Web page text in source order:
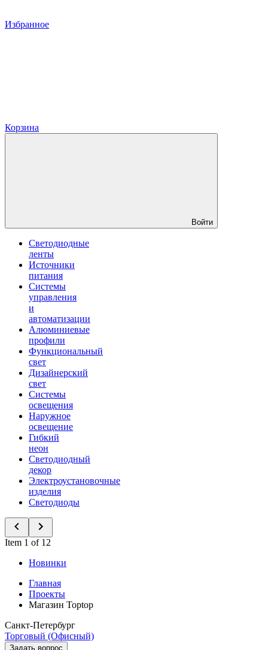
Избранное
Корзина
Войти
Светодиодные
ленты
Источники
питания
Системы
управления
и
автоматизации
Алюминиевые
профили
Функциональный
свет
Дизайнерский
свет
Системы
освещения
Наружное
освещение
Гибкий
неон
Светодиодный
декор
Электроустановочные
изделия
Светодиоды
Item 1 of 12
Новинки
Главная
Проекты
Магазин Toptop
Санкт-Петербург
Торговый (Офисный)
Задать вопрос